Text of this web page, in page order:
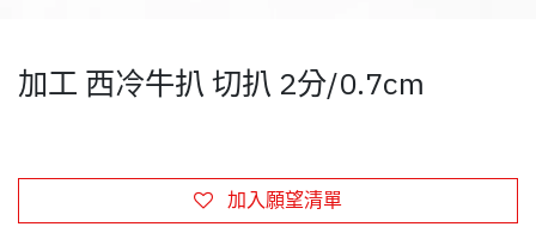
加工 西冷牛扒 切扒 2分/0.7cm
加入願望清單